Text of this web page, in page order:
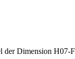
der Dimension